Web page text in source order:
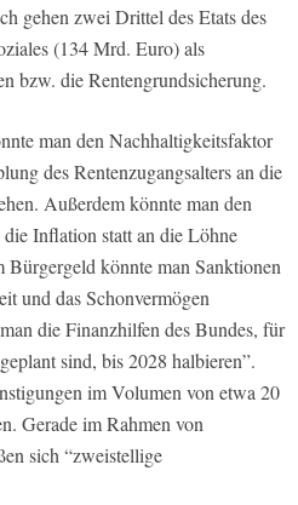
gehen zwei Drittel des Etats des
(134 Mrd. Euro) als
bzw. die Rentengrundsicherung.
man den Nachhaltigkeitsfaktor
des Rentenzugangsalters an die
Außerdem könnte man den
Inflation statt an die Löhne
könnte man Sanktionen
und das Schonvermögen
die Finanzhilfen des Bundes, für
sind, bis 2028 halbieren”.
im Volumen von etwa 20
Gerade im Rahmen von
sich “zweistellige